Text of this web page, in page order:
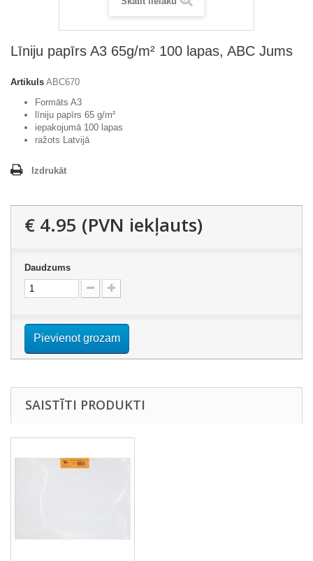
Līniju papīrs A3 65g/m² 100 lapas, ABC Jums
Artikuls ABC670
Formāts A3
līniju papīrs 65 g/m²
iepakojumā 100 lapas
ražots Latvijā
Izdrukāt
€ 4.95 (PVN iekļauts)
Daudzums
Pievienot grozam
SAISTĪTI PRODUKTI